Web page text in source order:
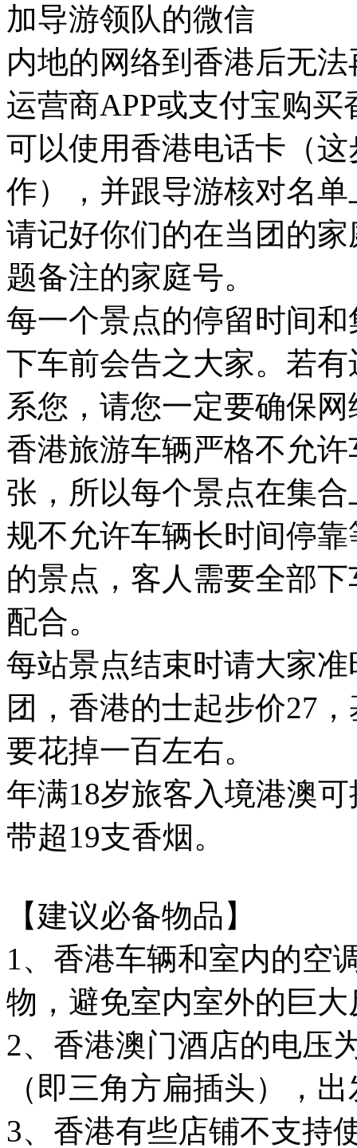
加导游领队的微信
内地的网络到香港后无
运营商APP或支付宝购
可以使用香港电话卡（
作），并跟导游核对名
请记好你们的在当团的
题备注的家庭号。
每一个景点的停留时间
下车前会告之大家。若
系您，请您一定要确保
香港旅游车辆严格不允
张，所以每个景点在集
规不允许车辆长时间停
的景点，客人需要全部
配合。
每站景点结束时请大家
团，香港的士起步价27
要花掉一百左右。
年满18岁旅客入境港澳
带超19支香烟。
【建议必备物品】
1、香港车辆和室内的空
物，避免室内室外的巨
2、香港澳门酒店的电压
（即三角方扁插头），
3、香港有些店铺不支持